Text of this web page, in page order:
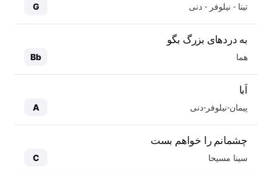
تینا - نیلوفر - دنی G
به دردهای بزرگ بگو
هما Bb
اَبا
پیمان-نیلوفر-دنی A
چشمانم را خواهم بست
سینا مسیحا C